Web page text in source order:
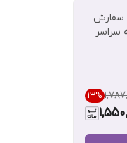
سفارش
سراسر
13%